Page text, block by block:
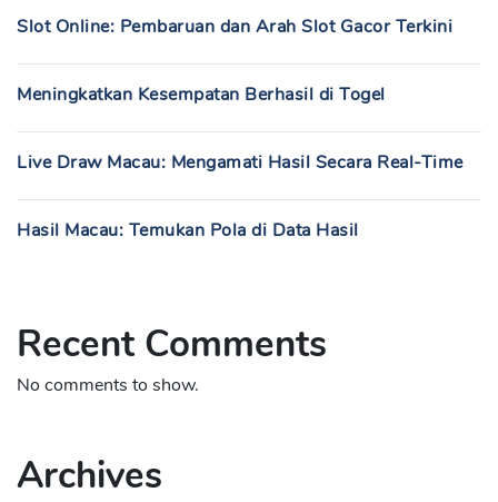
Slot Online: Pembaruan dan Arah Slot Gacor Terkini
Meningkatkan Kesempatan Berhasil di Togel
Live Draw Macau: Mengamati Hasil Secara Real-Time
Hasil Macau: Temukan Pola di Data Hasil
Recent Comments
No comments to show.
Archives